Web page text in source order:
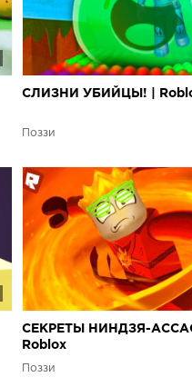
СЛИЗНИ УБИЙЦЫ! |
Поззи
СЕКРЕТЫ НИНДЗЯ-
Roblox
Поззи